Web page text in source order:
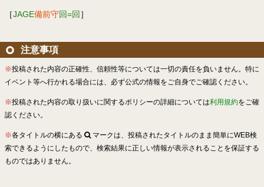
［JAGE備前守回=回 ］
注意事項
※投稿された内容の正確性、信頼性等については一切の責任を負いません。特に
イベント等へ行かれる場合には、必ず公式の情報をご自身でご確認ください。
※投稿された内容の取り扱いに関するポリシーの詳細については利用規約をご確
認ください。
※各タイトルの横にある
マークは、投稿されたタイトルのまま簡単にWEB検
索できるようにしたもので、検索結果に正しい情報が表示されることを保証する
ものではありません。